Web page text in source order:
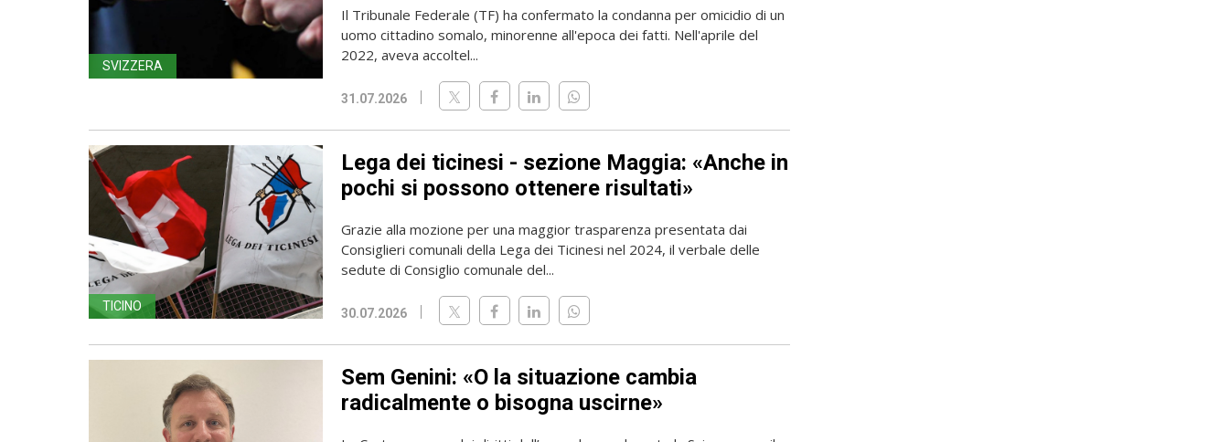
SVIZZERA
Il Tribunale Federale (TF) ha confermato la condanna per omicidio di un
uomo cittadino somalo, minorenne all'epoca dei fatti. Nell'aprile del
2022, aveva accoltel...
31.07.2026
TICINO
Lega dei ticinesi - sezione Maggia: «Anche in
pochi si possono ottenere risultati»
Grazie alla mozione per una maggior trasparenza presentata dai
Consiglieri comunali della Lega dei Ticinesi nel 2024, il verbale delle
sedute di Consiglio comunale del...
30.07.2026
Sem Genini: «O la situazione cambia
radicalmente o bisogna uscirne»